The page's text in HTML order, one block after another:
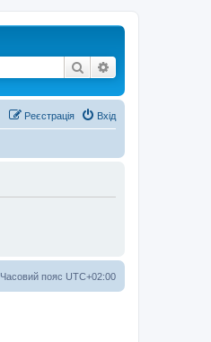
Пошук
Вхід
Реєстрація
Часовий пояс UTC+02:00